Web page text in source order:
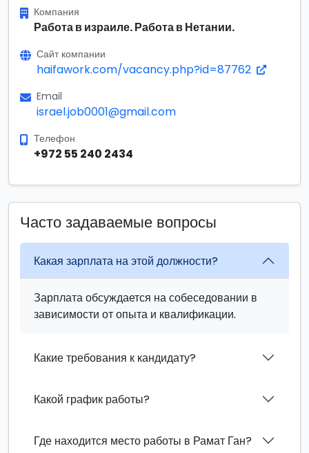
Компания
Работа в израиле. Работа в Нетании.
Сайт компании
haifawork.com/vacancy.php?id=87762
Email
israel.job0001@gmail.com
Телефон
+972 55 240 2434
Часто задаваемые вопросы
Какая зарплата на этой должности?
Зарплата обсуждается на собеседовании в
зависимости от опыта и квалификации.
Какие требования к кандидату?
Какой график работы?
Где находится место работы в Рамат Ган?